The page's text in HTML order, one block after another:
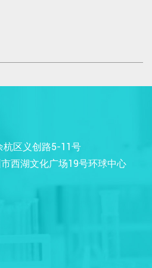
杭区义创路5-11号
西湖文化广场19号环球中心